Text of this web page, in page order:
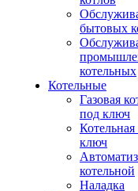
бытовых
котельных
Котельные
Газовая
под ключ
ключ
котельной
Наладка